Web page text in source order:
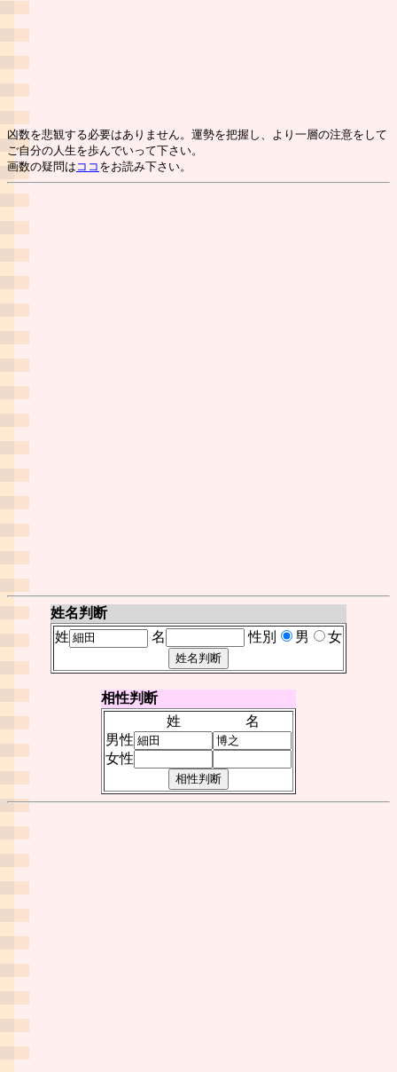
凶数を悲観する必要はありません。運勢を把握し、より一層の注意をして
ご自分の人生を歩んでいって下さい。
画数の疑問は ココ をお読み下さい。
姓名判断
姓
名 性別 男 女
相性判断
姓
名
男性
女性